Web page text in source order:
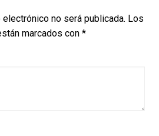
no será publicada. Los
marcados con *